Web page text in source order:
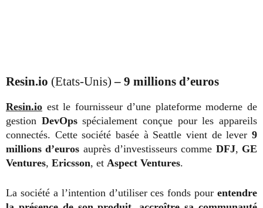
Resin.io (Etats-Unis)– 9 millions d’euros
Resin.io est le fournisseur d’une plateforme moderne de
gestion DevOpsspécialement conçue pour les appareils
connectés. Cette société basée à Seattle vient de lever 9
millions d’euros auprès d’investisseurs comme DFJ, GE
Ventures, Ericsson, et Aspect Ventures.
La société a l’intention d’utiliser ces fonds pour entendre